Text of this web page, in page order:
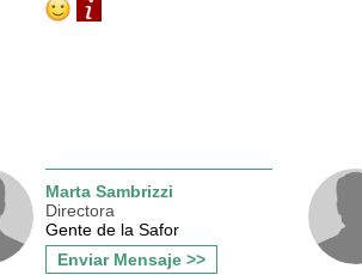
Marta Sambrizzi
Directora
Gente de la Safor
Enviar Mensaje >>